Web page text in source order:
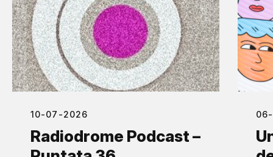
10-07-2026
Radiodrome Podcast –